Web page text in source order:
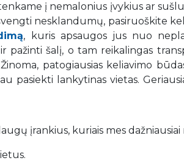
į nemalonius įvykius ar
nesklandumų, pasiruoškite
, kuris apsaugos jus nuo
šalį, o tam reikalingas
patogiausias keliavimo
pasiekti lankytinas vietas.
įrankius, kuriais mes dažniausiai